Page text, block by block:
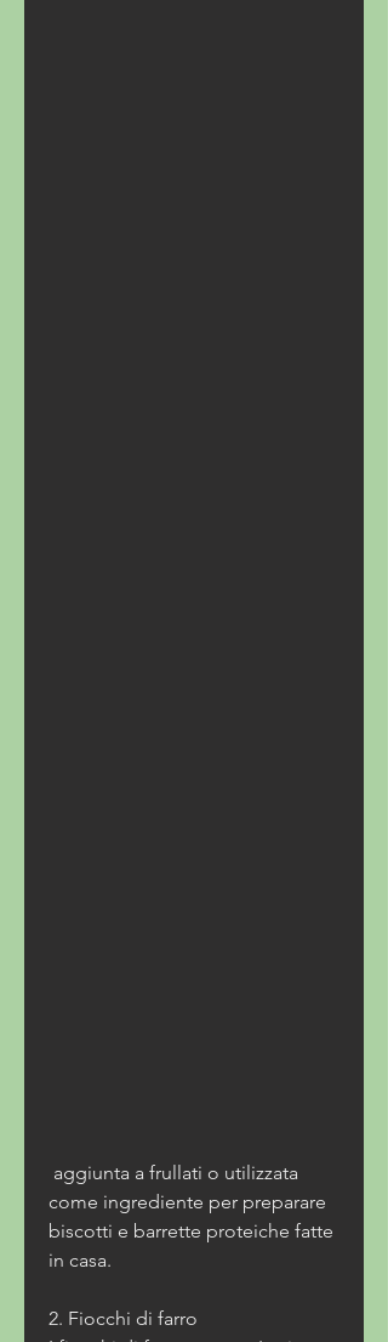
come ingrediente per preparare
biscotti e barrette proteiche fatte
in casa.
2. Fiocchi di farro